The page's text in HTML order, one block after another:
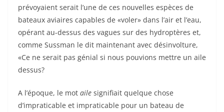
prévoyaient serait l’une de ces nouvelles espèces de
bateaux aviaires capables de «voler» dans l’air et l’eau,
opérant au-dessus des vagues sur des hydroptères et,
comme Sussman le dit maintenant avec désinvolture,
«Ce ne serait pas génial si nous pouvions mettre un aile
dessus?
A l’époque, le mot aile signifiait quelque chose
d’impraticable et impraticable pour un bateau de